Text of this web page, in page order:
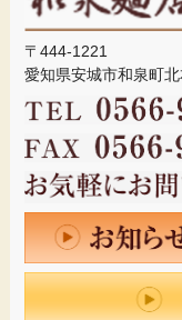
2025.5.13
半生そうめんの予
2025.4.9
価格改定のお願
2025.3.30
ひやむぎの販売
2024.12.30
年末年始の休日
〒444-1221
愛知県安城市和泉町